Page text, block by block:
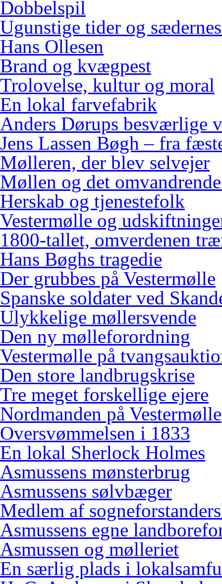
Dobbelspil
Ugunstige tider og
Hans Ollesen
Brand og kvægpest
Trolovelse, kultur og moral
En lokal farvefabrik
Anders Dørups besværlige
Jens Lassen Bøgh – fra
Mølleren, der blev selvejer
Møllen og det
Herskab og tjenestefolk
Vestermølle og
1800-tallet, omverdenen
Hans Bøghs tragedie
Der grubbes på Vestermølle
Spanske soldater ved
Ulykkelige møllersvende
Den ny mølleforordning
Vestermølle på
Den store landbrugskrise
Tre meget forskellige ejere
Nordmanden på Vestermølle
Oversvømmelsen i 1833
En lokal Sherlock Holmes
Asmussens mønsterbrug
Asmussens sølvbæger
Medlem af
Asmussens egne
Asmussen og mølleriet
En særlig plads i